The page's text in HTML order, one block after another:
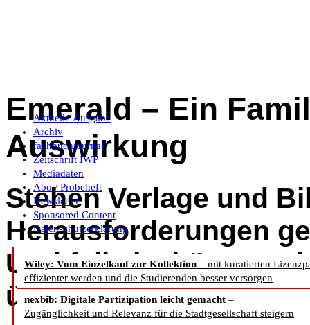
Aktuelle Ausgabe
Archiv
fachbuchjournal
Zeitschrift IWP
Mediadaten
Abo / Probeheft
Newsletter
Sponsored Content
Datenschutzerklärung
Wiley: Vom Einzelkauf zur Kollektion – mit kuratierten
effizienter werden und die Studierenden besser versorgen
nexbib: Digitale Partizipation leicht gemacht –
Zugänglichkeit und Relevanz für die Stadtgesellschaft steigern
Emerald – Ein
Auswirkung
Stehen Verlage und
Herausforderungen
Und falls ja, können
überwinden?